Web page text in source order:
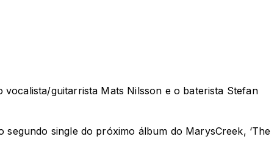
guitarrista Mats Nilsson e o baterista Stefan
single do próximo álbum do MarysCreek, ‘The